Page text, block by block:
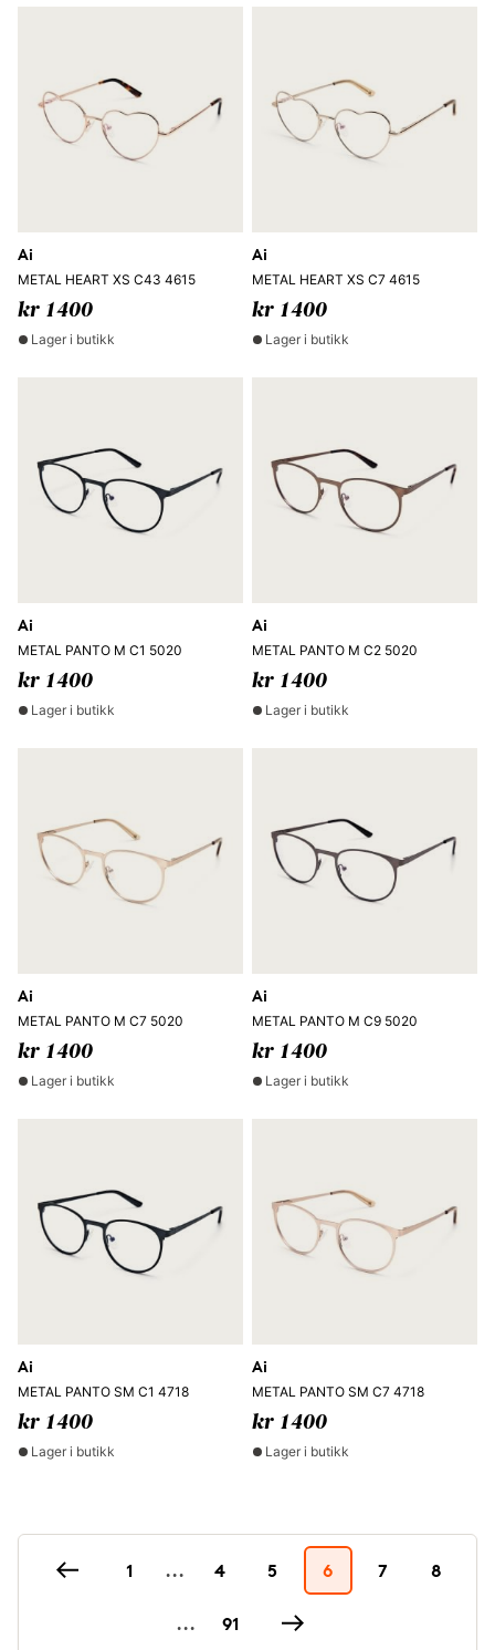
Ai
METAL HEART XS C43 4615
kr 1400
Lager i butikk
Ai
METAL HEART XS C7 4615
kr 1400
Lager i butikk
Ai
METAL PANTO M C1 5020
kr 1400
Lager i butikk
Ai
METAL PANTO M C2 5020
kr 1400
Lager i butikk
Ai
METAL PANTO M C7 5020
kr 1400
Lager i butikk
Ai
METAL PANTO M C9 5020
kr 1400
Lager i butikk
Ai
METAL PANTO SM C1 4718
kr 1400
Lager i butikk
Ai
METAL PANTO SM C7 4718
kr 1400
Lager i butikk
1 ... 4 5 6 7 8
... 91